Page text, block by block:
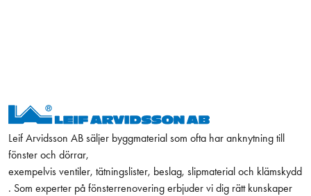
Leif Arvidsson AB säljer byggmaterial som ofta har anknytning till
fönster och dörrar,
exempelvis ventiler, tätningslister, beslag, slipmaterial och klämskydd
. Som experter på fönsterrenovering erbjuder vi dig rätt kunskaper